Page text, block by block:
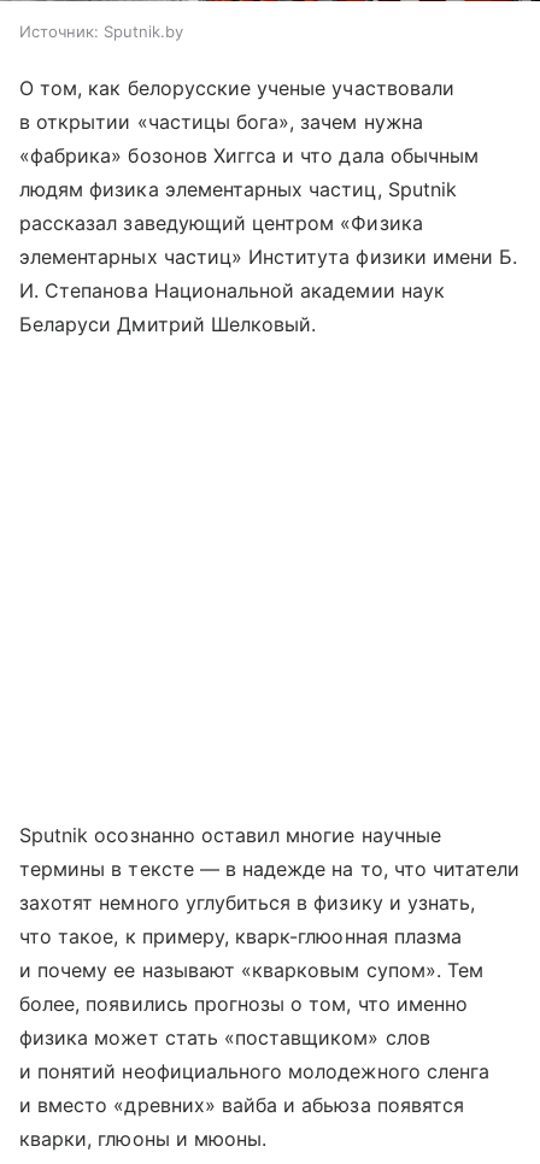
Источник: Sputnik.by
О том, как белорусские ученые участвовали
в открытии «частицы бога», зачем нужна
«фабрика» бозонов Хиггса и что дала обычным
людям физика элементарных частиц, Sputnik
рассказал заведующий центром «Физика
элементарных частиц» Института физики имени Б.
И. Степанова Национальной академии наук
Беларуси Дмитрий Шелковый.
Sputnik осознанно оставил многие научные
термины в тексте — в надежде на то, что читатели
захотят немного углубиться в физику и узнать,
что такое, к примеру, кварк-глюонная плазма
и почему ее называют «кварковым супом». Тем
более, появились прогнозы о том, что именно
физика может стать «поставщиком» слов
и понятий неофициального молодежного сленга
и вместо «древних» вайба и абьюза появятся
кварки, глюоны и мюоны.